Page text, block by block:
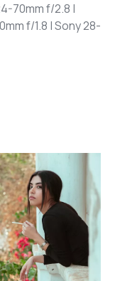
70mm f/2.8 |
f/1.8 | Sony 28-